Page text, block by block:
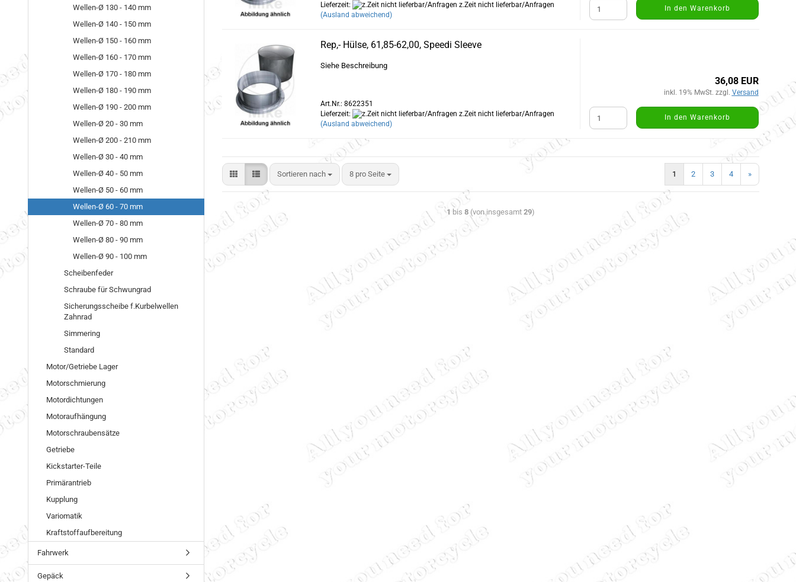
Lieferzeit:
z.Zeit nicht lieferbar/Anfragen
(Ausland abweichend)
In den Warenkorb
Rep,- Hülse, 61,85-62,00, Speedi Sleeve
Siehe Beschreibung
Art.Nr.: 8622351
Lieferzeit:
z.Zeit nicht lieferbar/Anfragen
(Ausland abweichend)
36,08 EUR
inkl. 19% MwSt. zzgl. Versand
In den Warenkorb
Sortieren nach 8 pro Seite 1 2 3 4 »
1 bis 8(von insgesamt 29)
Wellen-Ø 130 - 140 mm
Wellen-Ø 140 - 150 mm
Wellen-Ø 150 - 160 mm
Wellen-Ø 160 - 170 mm
Wellen-Ø 170 - 180 mm
Wellen-Ø 180 - 190 mm
Wellen-Ø 190 - 200 mm
Wellen-Ø 20 - 30 mm
Wellen-Ø 200 - 210 mm
Wellen-Ø 30 - 40 mm
Wellen-Ø 40 - 50 mm
Wellen-Ø 50 - 60 mm
Wellen-Ø 60 - 70 mm
Wellen-Ø 70 - 80 mm
Wellen-Ø 80 - 90 mm
Wellen-Ø 90 - 100 mm
Scheibenfeder
Schraube für Schwungrad
Sicherungsscheibe f.Kurbelwellen
Zahnrad
Simmering
Standard
Motor/Getriebe Lager
Motorschmierung
Motordichtungen
Motoraufhängung
Motorschraubensätze
Getriebe
Kickstarter-Teile
Primärantrieb
Kupplung
Variomatik
Kraftstoffaufbereitung
Fahrwerk
Gepäck